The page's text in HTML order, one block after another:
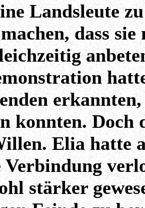
Landsleute
dass
konnten. Doch
Elia hatte
Verbindung
stärker